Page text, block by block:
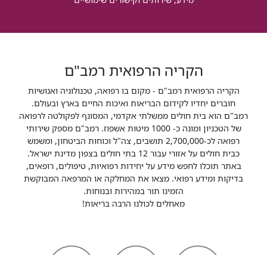
הקריה הרפואית רמב"ם
הקריה הרפואית רמב"ם - מקום בו רפואה, טכנולוגיה ואנושיות
חוברים יחדיו לקידום הבריאות ואיכות החיים בארץ ובעולם.
רמב"ם הוא בית חולים ממשלתי אקדמי, המסונף לפקולטה לרפואה
של הטכניון ומונה כ- 1000 מיטות אשפוז. רמב"ם מספק שירותי
רפואה לכ-2,700,000 תושבים, צה"ל וכוחות הביטחון, ומשמש
כבית חולים על אזורי עבור 12 בתי חולים בצפון מדינת ישראל.
באתר תוכלו לחפש מידע על יחידות רפואיות, טיפולים, רופאים,
בדיקות ומידע רפואי. מצאו את המחלקה או המרפאה המבוקשת
הזמינו תור במהירות ובנוחות.
מאחלים לכולנו הרבה בריאות!